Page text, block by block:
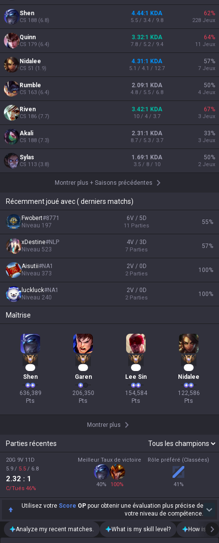
Shen
CS 188 (6.8)
4.44:1 KDA
5.5 / 3.4 / 9.8
62%
228 Jeux
Quinn
CS 179 (6.4)
3.32:1 KDA
7.8 / 5.2 / 9.4
64%
11 Jeux
Nidalee
CS 51 (1.9)
4.31:1 KDA
5.1 / 4.1 / 12.7
57%
7 Jeux
Rumble
CS 163 (6.4)
2.09:1 KDA
4.8 / 5.5 / 6.8
50%
4 Jeux
Riven
CS 186 (7.7)
3.42:1 KDA
10 / 4 / 3.7
67%
3 Jeux
Akali
CS 188 (7.3)
2.31:1 KDA
8.7 / 5.3 / 3.7
33%
3 Jeux
Sylas
CS 113 (3.8)
1.69:1 KDA
3.5 / 8 / 10
50%
2 Jeux
Montrer plus + Saisons précédentes
Récemment joué avec ( derniers matchs)
Fwobert#8771
Niveau 197
6V / 5D
11 Parties
55%
xDestine#NLP
Niveau 523
4V / 3D
7 Parties
57%
Aisutii#NA1
Niveau 373
2V / 0D
2 Parties
100%
luckluck#NA1
Niveau 240
2V / 0D
2 Parties
100%
Maîtrise
Shen
636,389
Pts
Garen
206,350
Pts
Lee Sin
154,584
Pts
Nidalee
122,586
Pts
Montrer plus
Parties récentes
20G 9V 11D
5.9 / 5.5 / 6.8
2.32 : 1
C/Tués 46%
Meilleur Taux de victoire
40% 100%
Rôle préféré (Classées)
41 %
Utilisez votre Score OP pour obtenir une évaluation plus précise de
votre niveau de compétence.
Analyze my recent matches. What is my skill level? How is my